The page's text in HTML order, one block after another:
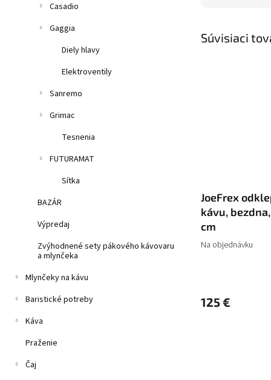
Casadio
Gaggia
Diely hlavy
Elektroventily
Sanremo
Grimac
Tesnenia
FUTURAMAT
Sítka
BAZÁR
Výpredaj
Zvýhodnené sety pákového kávovaru
a mlynčeka
Mlynčeky na kávu
Baristické potreby
Káva
Praženie
Čaj
Súvisiaci
JoeFrex
kávu,
cm
Na objednávku
125 €